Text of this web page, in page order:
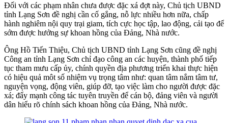
Đối với các phạm nhân chưa được đặc xá đợt này, Chủ tịch UBND
tỉnh Lạng Sơn đề nghị cần cố gắng, nỗ lực nhiều hơn nữa, chấp
hành nghiêm nội quy trại giam, tích cực học tập, lao động, cải tạo để
sớm được hưởng sự khoan hồng của Đảng, Nhà nước.
Ông Hồ Tiến Thiệu, Chủ tịch UBND tỉnh Lạng Sơn cũng đề nghị
Công an tỉnh Lạng Sơn chỉ đạo công an các huyện, thành phố tiếp
tục tham mưu cấp ủy, chính quyền địa phương triển khai thực hiện
có hiệu quả môt số nhiệm vụ trọng tâm như: quan tâm nắm tâm tư,
nguyện vọng, động viên, giúp đỡ, tạo việc làm cho người được đặc
xá; đẩy mạnh công tác tuyên truyền để cán bộ, đảng viên và người
dân hiểu rõ chính sách khoan hồng của Đảng, Nhà nước.